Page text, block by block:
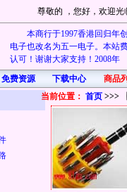
尊敬的 ，您好，欢迎光
本商行于1997香港回归年
电子也改名为五一电子。本站
认可！谢谢大家支持！2008年
免费资源 下载中心 商品
当前位置： 首页 >>>